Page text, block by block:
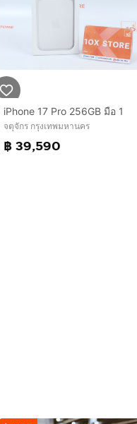
iPhone 17 Pro 256GB มือ 1
จตุจักร กรุงเทพมหานคร
฿ 39,590